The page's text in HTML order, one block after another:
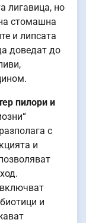
лигавица, но
стомашна
и липсата
доведат до
пилори и
с
и
и